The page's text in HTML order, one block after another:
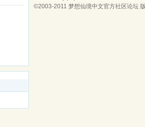
©2003-2011 梦想仙境中文官方社区论坛